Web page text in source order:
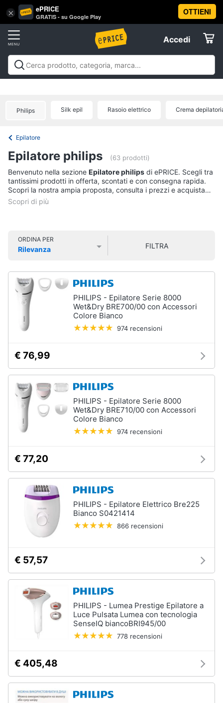
× ePRICE
GRATIS - su Google Play
OTTIENI
Accedi
Accedi
Registrati
Offerte
Tv
e
Home
Cinema
home
Audio
e
musica
Arredo
Brico
e
Giardinaggio
e
igiene
Beauty
Giocattoli
infanzia
Casalinghi
Abbigliamento
Sport
Animali
Vai
al
Beauty
Piccoli
cura
Dyson
Piastra
per
capelli
Silk
epil
tutti
Cura
dei
capelli
Shampoo
Tinta
Maschera
capelli
Spazzola
Vedi
orale
elettrico
Spazzolino
elettrico
Vedi
tutti
rasatura
Rasoio
elettrico
Crema
depilatoria
corpoMake upCreme e cosmeticiProfumi
Migliori
Philips Silk epil Rasoio elettrico Crema
Epilatore
Epilatore philips (63 prodotti)
Benvenuto nella sezione Epilatore philips di ePRICE. Scegli tra
tantissimi prodotti in offerta, scontati e con consegna rapida.
Scopri la nostra ampia proposta, consulta i prezzi e acquista
comodamente online.
ORDINA PER
Rilevanza
FILTRA
PHILIPS - Epilatore Serie 8000
Wet&Dry BRE700/00 con Accessori
Colore Bianco
974 recensioni
€ 76,99
PHILIPS - Epilatore Serie 8000
Wet&Dry BRE710/00 con Accessori
Colore Bianco
974 recensioni
€ 77,20
PHILIPS - Epilatore Elettrico Bre225
Bianco S0421414
866 recensioni
€ 57,57
PHILIPS - Lumea Prestige Epilatore a
Luce Pulsata Lumea con tecnologia
SenseIQ biancoBRI945/00
778 recensioni
€ 405,48